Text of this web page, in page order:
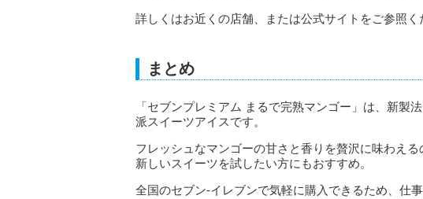
詳しくはお近くの店舗、または公式サイトをご参照く
まとめ
「セブンプレミアム まるで完熟マンゴー」は、新製
派スイーツアイスです。
フレッシュなマンゴーの甘さと香りを贅沢に味わえ
新しいスイーツを試したい方にもおすすめ。
全国のセブン‐イレブンで気軽に購入できるため、仕